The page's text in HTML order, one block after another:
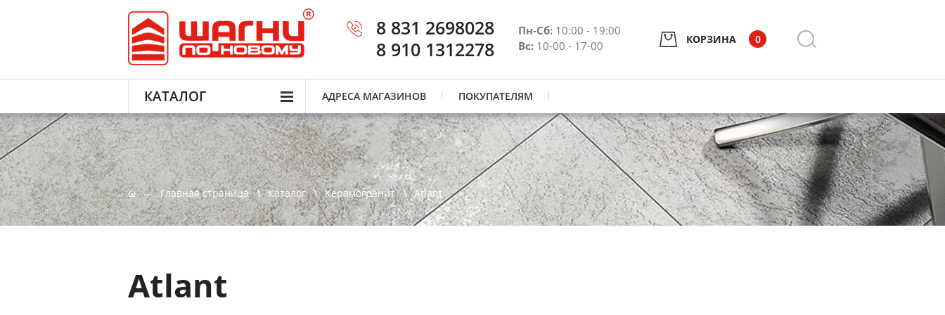
8 831 2698028
8 910 1312278
Пн-Сб: 10:00 - 19:00
Вс: 10-00 - 17-00 КОРЗИНА 0
КАТАЛОГ АДРЕСА МАГАЗИНОВ ПОКУПАТЕЛЯМ
Главная страница Каталог Керамогранит Atlant
Atlant